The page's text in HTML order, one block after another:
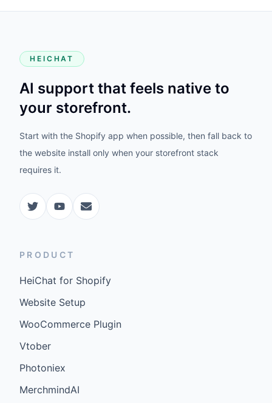
HEICHAT
AI support that feels native to
your storefront.
Start with the Shopify app when possible, then fall back to
the website install only when your storefront stack
requires it.
PRODUCT
HeiChat for Shopify
Website Setup
WooCommerce Plugin
Vtober
Photoniex
MerchmindAI